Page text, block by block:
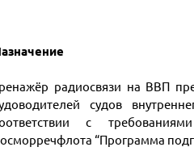
радиосвязи на ВВП
судов
с
“Программа